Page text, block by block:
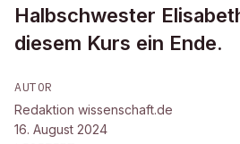
Halbschwester
diesem Kurs ein Ende.
AUTOR
Redaktion wissenschaft.de
16. August 2024